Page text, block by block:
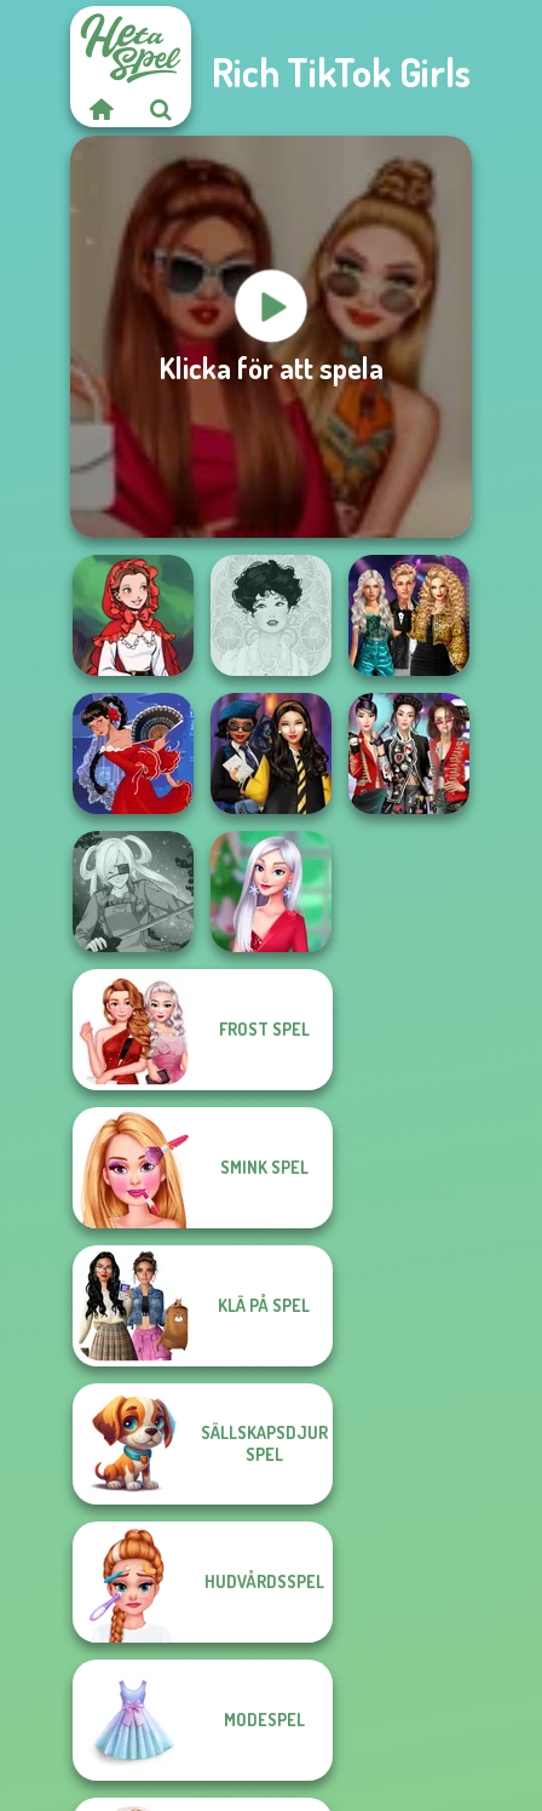
Rich TikTok Girls
Klicka för att spela
Little Red Riding
Hood
Belle Époque
Party Crashers
Ex-Boyfriend
Ed...
Flamenco Dancer
Hogwarts
Princesses
SNK Cosplayer
My Christmas
FROST SPEL
SMINK SPEL
KLÄ PÅ SPEL
SÄLLSKAPSDJUR
SPEL
HUDVÅRDSSPEL
MODESPEL